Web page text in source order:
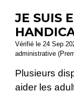
JE SUIS
Vérifié le 24 Sep
administrative
Plusieurs
aider les